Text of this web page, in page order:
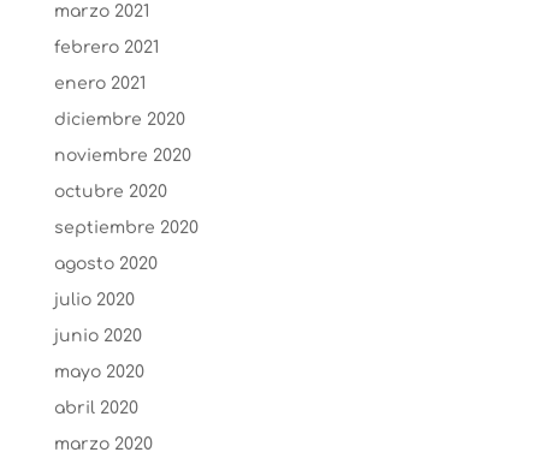
marzo 2021
febrero 2021
enero 2021
diciembre 2020
noviembre 2020
octubre 2020
septiembre 2020
agosto 2020
julio 2020
junio 2020
mayo 2020
abril 2020
marzo 2020